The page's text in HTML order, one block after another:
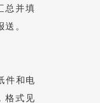
总并填
。
件和电
格式见